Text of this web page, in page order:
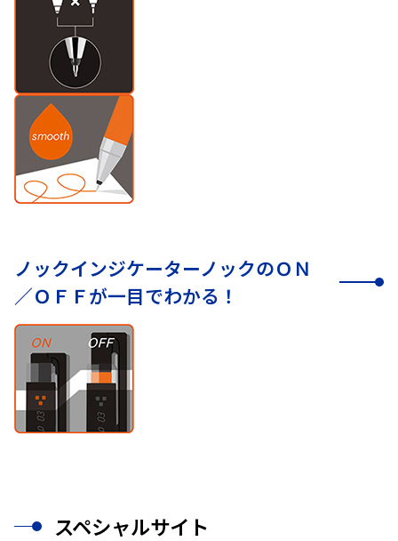
ノックインジケーターノックのＯＮ
／ＯＦＦが一目でわかる！
スペシャルサイト